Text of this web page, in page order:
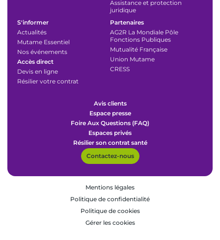
Assistance et protection
juridique
S'informer
Actualités
Mutame Essentiel
Nos événements
Accès direct
Devis en ligne
Résilier votre contrat
Partenaires
AG2R La Mondiale Pôle
Fonctions Publiques
Mutualité Française
Union Mutame
CRESS
Avis clients
Espace presse
Foire Aux Questions (FAQ)
Espaces privés
Résilier son contrat santé
Contactez-nous
Mentions légales
Politique de confidentialité
Politique de cookies
Gérer les cookies